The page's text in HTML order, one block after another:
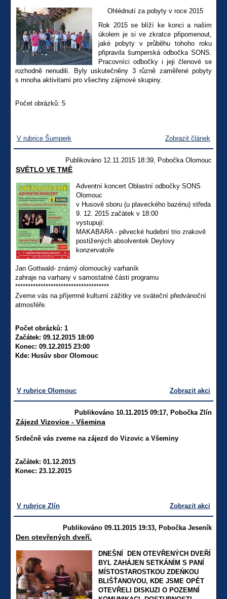
Ohlédnutí za pobyty v roce 2015
Rok 2015 se blíží ke konci a našim
úkolem je si ve zkratce připomenout,
jaké pobyty v průběhu tohoho roku
připravila šumperská odbočka SONS.
Pracovníci odbočky i jeji členové se
rozhodně nenudili. Byly uskutečněny 3 různě zaměřené pobyty
s mnoha aktivitami pro všechny zájmové skupiny.
Počet obrázků: 5
V rubrice Šumperk Zobrazit článek
Publikováno 12.11.2015 18:39, Pobočka Olomouc
SVĚTLO VE TMĚ
Adventní koncert Oblastní odbočky SONS
Olomouc
v Husově sboru (u plaveckého bazénu) středa
9. 12. 2015 začátek v 18:00
vystupují:
MAKABARA - pěvecké hudební trio zrakově
postižených absolventek Deylovy
konzervatoře
Jan Gottwald- známý olomoucký varhaník
zahraje na varhany v samostatné části programu
*************************************
Zveme vás na příjemné kulturní zážitky ve sváteční předvánoční
atmosféře.
Počet obrázků: 1
Začátek: 09.12.2015 18:00
Konec: 09.12.2015 23:00
Kde: Husův sbor Olomouc
V rubrice Olomouc Zobrazit akci
Publikováno 10.11.2015 09:17, Pobočka Zlín
Zájezd Vizovice - Všemina
Srdečně vás zveme na zájezd do Vizovic a Všeminy
Začátek: 01.12.2015
Konec: 23.12.2015
V rubrice Zlín Zobrazit akci
Publikováno 09.11.2015 19:33, Pobočka Jeseník
Den otevřených dveří.
DNEŠNÍ DEN OTEVŘENÝCH DVEŘÍ
BYL ZAHÁJEN SETKÁNÍM S PANÍ
MÍSTOSTAROSTKOU ZDEŃKOU
BLIŠŤANOVOU, KDE JSME OPĚT
OTEVŘELI DISKUZI O POZEMNÍ